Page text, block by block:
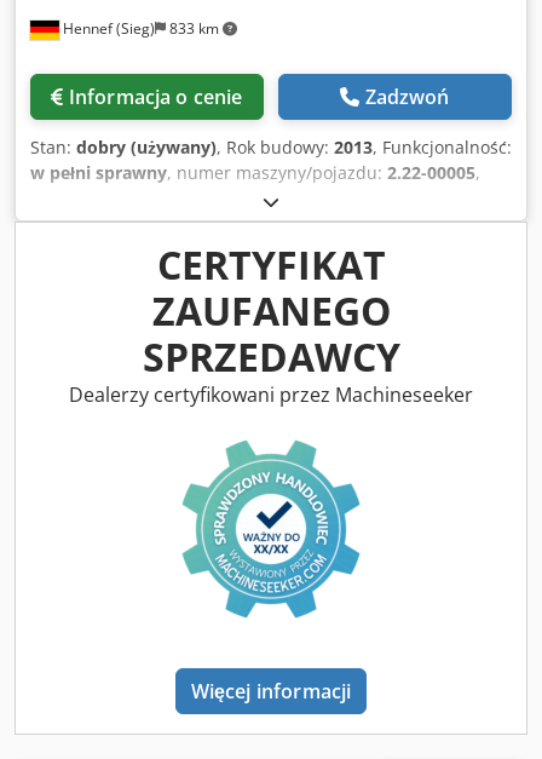
zaparkowane w garażu! Dostępne od ręki - w pełni
sprawne - stan bardzo dobry Lokalizacja: Austria,
niedaleko St. Pölten
Hennef (Sieg) 833 km
Informacja o cenie Zadzwoń
Stan: dobry (używany), Rok budowy: 2013, Funkcjonalność:
w pełni sprawny, numer maszyny/pojazdu: 2.22-00005,
Używany wyciąg taśmowy producenta Bellaform/Pütz TYP:
A400-40 Crsdpfxeuixhze Ad Sof Rok produkcji: 2013
Długość kontaktowa: 400 mm Szerokość taśmy: 40 mm
Prędkość: 386 m/min W pełni sprawny
CERTYFIKAT
ZAUFANEGO
SPRZEDAWCY
Dealerzy certyfikowani przez Machineseeker
Więcej informacji